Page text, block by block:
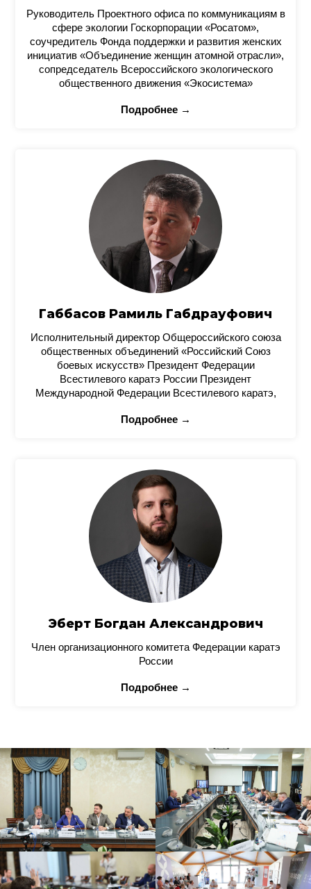
Руководитель Проектного офиса по коммуникациям в
сфере экологии Госкорпорации «Росатом»,
соучредитель Фонда поддержки и развития женских
инициатив «Объединение женщин атомной отрасли»,
сопредседатель Всероссийского экологического
общественного движения «Экосистема»
Подробнее →
Габбасов Рамиль Габдрауфович
Исполнительный директор Общероссийского союза
общественных объединений «Российский Союз
боевых искусств» Президент Федерации
Всестилевого каратэ России Президент
Международной Федерации Всестилевого каратэ,
Подробнее →
Эберт Богдан Александрович
Член организационного комитета Федерации каратэ
России
Подробнее →